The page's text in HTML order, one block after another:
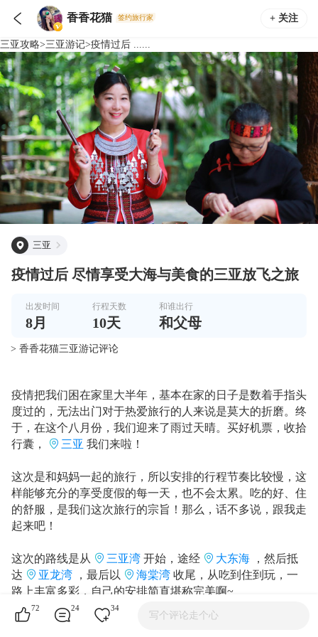
 香香花猫 签约旅行家 + 关注
三亚攻略>三亚游记>疫情过后 ......
三亚
疫情过后 尽情享受大海与美食的三亚放飞之旅
出发时间
8月
行程天数
10天
和谁出行
和父母
> 香香花猫三亚游记评论
疫情把我们困在家里大半年，基本在家的日子是数着手指头
度过的，无法出门对于热爱旅行的人来说是莫大的折磨。终
于，在这个八月份，我们迎来了雨过天晴。买好机票，收拾
行囊，
三亚 我们来啦！
这次是和妈妈一起的旅行，所以安排的行程节奏比较慢，这
样能够充分的享受度假的每一天，也不会太累。吃的好、住
的舒服，是我们这次旅行的宗旨！那么，话不多说，跟我走
起来吧！
这次的路线是从 三亚湾 开始，途经 大东海
，然后抵
达
亚龙湾 ，最后以 海棠湾 收尾，从吃到住到玩，一
路上丰富多彩，自己的安排简直堪称完美啊~
————三亚湾
72 24 34
写个评论走个心